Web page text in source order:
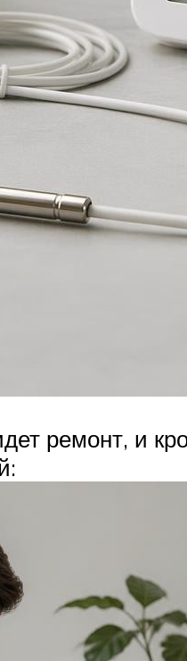
ремонт, и